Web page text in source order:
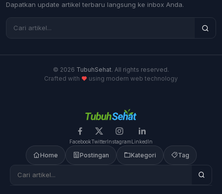
Dapatkan update artikel terbaru langsung ke inbox Anda.
© 2026 TubuhSehat. All rights reserved.
Crafted with
using modern web technology
FacebookTwitterInstagramLinkedIn
Home Postingan Kategori Tag